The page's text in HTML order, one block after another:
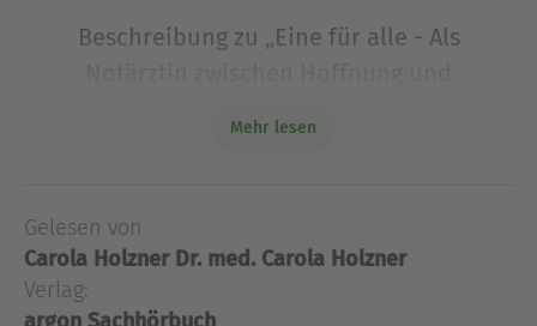
Beschreibung zu „Eine für alle - Als
gelesenCarola Holzner arbeitet in einer
Notaufnahme und ist als Notärztin im Einsatz.
Nirgendwo sonst i
Ein authentischer Einblick in den Alltag einer
Mehr lesen
Gelesen von
Carola Holzner Dr. med. Carola Holzner
Verlag: